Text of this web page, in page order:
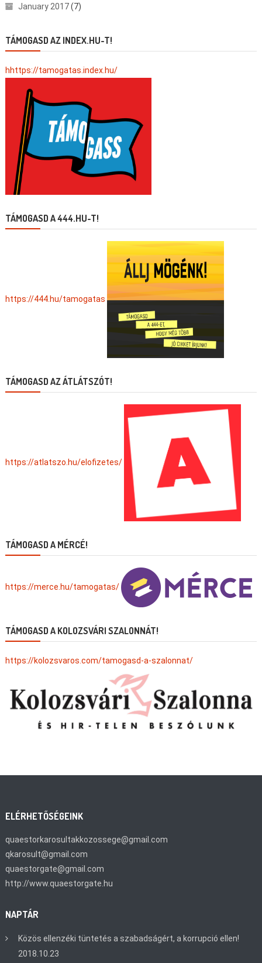
January 2017(7)
TÁMOGASD AZ INDEX.HU-T!
hhttps://tamogatas.index.hu/
TÁMOGASD A 444.HU-T!
https://444.hu/tamogatas
TÁMOGASD AZ ÁTLÁTSZÓT!
https://atlatszo.hu/elofizetes/
TÁMOGASD A MÉRCÉ!
https://merce.hu/tamogatas/
TÁMOGASD A KOLOZSVÁRI SZALONNÁT!
https://kolozsvaros.com/tamogasd-a-szalonnat/
ELÉRHETŐSÉGEINK
quaestorkarosultakkozossege@gmail.com
qkarosult@gmail.com
quaestorgate@gmail.com
http://www.quaestorgate.hu
NAPTÁR
Közös ellenzéki tüntetés a szabadságért, a korrupció ellen!
2018.10.23